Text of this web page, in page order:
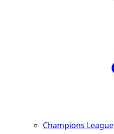
Champions League